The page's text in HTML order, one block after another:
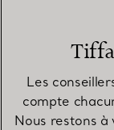
Les
compte
Nous restons